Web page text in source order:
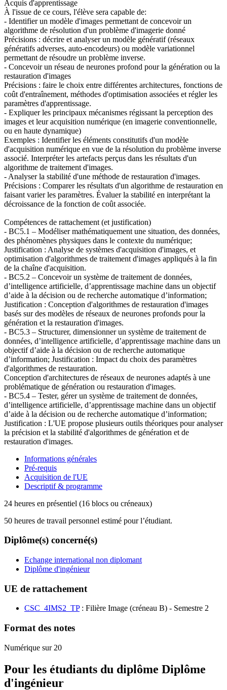
Acquis d'apprentissage
À l'issue de ce cours, l'élève sera capable de:
- Identifier un modèle d'images permettant de concevoir un
algorithme de résolution d'un problème d'imagerie donné
Précisions : décrire et analyser un modèle génératif (réseaux
génératifs adverses, auto-encodeurs) ou modèle variationnel
permettant de résoudre un problème inverse.
- Concevoir un réseau de neurones profond pour la génération ou la
restauration d'images
Précisions : faire le choix entre différentes architectures, fonctions de
coût d'entraînement, méthodes d'optimisation associées et régler les
paramètres d'apprentissage.
- Expliquer les principaux mécanismes régissant la perception des
images et leur acquisition numérique (en imagerie conventionnelle,
ou en haute dynamique)
Exemples : Identifier les éléments constitutifs d'un modèle
d'acquisition numérique en vue de la résolution du problème inverse
associé. Interpréter les artefacts perçus dans les résultats d'un
algorithme de traitement d'images.
- Analyser la stabilité d'une méthode de restauration d'images.
Précisions : Comparer les résultats d'un algorithme de restauration en
faisant varier les paramètres. Évaluer la stabilité en interprétant la
décroissance de la fonction de coût associée.
Compétences de rattachement (et justification)
- BC5.1 – Modéliser mathématiquement une situation, des données,
des phénomènes physiques dans le contexte du numérique;
Justification : Analyse de systèmes d'acquisition d'images, et
optimisation d'algorithmes de traitement d'images appliqués à la fin
de la chaîne d'acquisition.
- BC5.2 – Concevoir un système de traitement de données,
d’intelligence artificielle, d’apprentissage machine dans un objectif
d’aide à la décision ou de recherche automatique d’information;
Justification : Conception d'algorithmes de restauration d'images
basés sur des modèles de réseaux de neurones profonds pour la
génération et la restauration d'images.
- BC5.3 – Structurer, dimensionner un système de traitement de
données, d’intelligence artificielle, d’apprentissage machine dans un
objectif d’aide à la décision ou de recherche automatique
d’information; Justification : Impact du choix des paramètres
d'algorithmes de restauration.
Conception d'architectures de réseaux de neurones adaptés à une
problématique de génération ou restauration d'images.
- BC5.4 – Tester, gérer un système de traitement de données,
d’intelligence artificielle, d’apprentissage machine dans un objectif
d’aide à la décision ou de recherche automatique d’information;
Justification : L'UE propose plusieurs outils théoriques pour analyser
la précision et la stabilité d'algorithmes de génération et de
restauration d'images.
Informations générales
Pré-requis
Acquisition de l'UE
Descriptif & programme
24 heures en présentiel (16 blocs ou créneaux)
50 heures de travail personnel estimé pour l’étudiant.
Diplôme(s) concerné(s)
Echange international non diplomant
Diplôme d'ingénieur
UE de rattachement
CSC_4IMS2_TP: Filière Image (créneau B) - Semestre 2
Format des notes
Numérique sur 20
Pour les étudiants du diplôme Diplôme
d'ingénieur